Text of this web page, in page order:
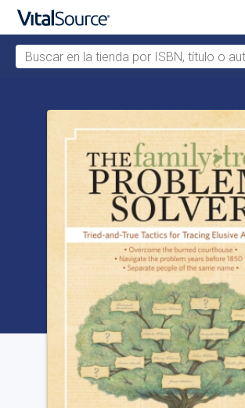
Buscar en la tienda por ISBN, título o autor